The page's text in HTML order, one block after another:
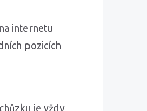
internetu
pozicích
je vždy